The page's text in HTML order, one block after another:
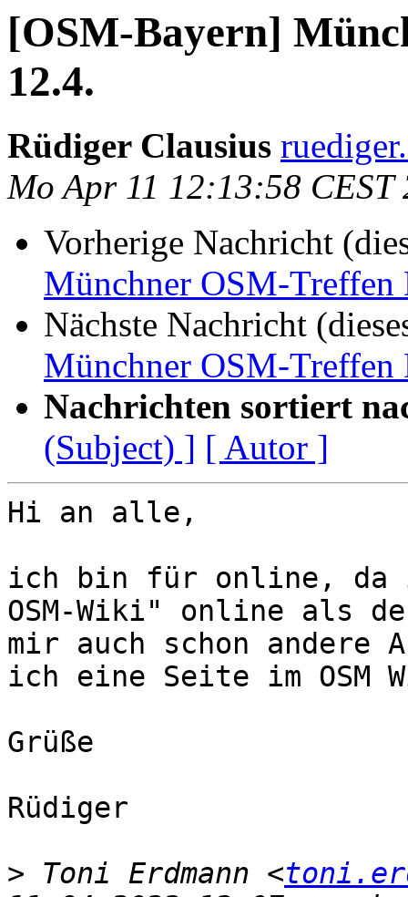
[OSM-Bayern]
12.4.
Rüdiger Clausius
Mo Apr 11 12:13:58 CEST
Vorherige Nachricht
Münchner OSM-Treffen
Nächste Nachricht
Münchner OSM-Treffen
Nachrichten sortiert
(Subject) ] [ Autor ]
Hi an alle,
ich bin für online, da
OSM-Wiki" online als
mir auch schon andere
ich eine Seite im OSM
Grüße
Rüdiger
> Toni Erdmann <